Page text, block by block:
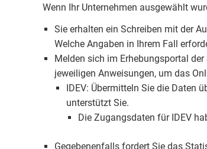
Wenn Ihr Unternehmen ausgewählt
Sie erhalten ein Schreiben mit der
Welche Angaben in Ihrem Fall
Melden sich im Erhebungsportal
jeweiligen Anweisungen, um das
IDEV: Übermitteln Sie die Daten
unterstützt Sie.
Die Zugangsdaten für IDEV
Gegebenenfalls fordert Sie das